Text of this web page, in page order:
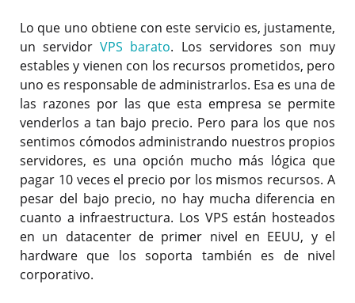
Lo que uno obtiene con este servicio es, justamente,
un servidorVPS barato. Los servidores son muy
estables y vienen con los recursos prometidos, pero
uno es responsable de administrarlos. Esa es una de
las razones por las que esta empresa se permite
venderlos a tan bajo precio. Pero para los que nos
sentimos cómodos administrando nuestros propios
servidores, es una opción mucho más lógica que
pagar 10 veces el precio por los mismos recursos. A
pesar del bajo precio, no hay mucha diferencia en
cuanto a infraestructura. Los VPS están hosteados
en un datacenter de primer nivel en EEUU, y el
hardware que los soporta también es de nivel
corporativo.